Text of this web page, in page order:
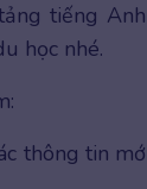
tiếng
học nhé.
thông tin